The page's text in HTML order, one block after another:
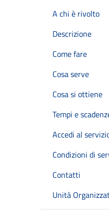
A chi è rivolto
Descrizione
Come fare
Cosa serve
Cosa si ottiene
Tempi e
Accedi al
Condizioni di
Contatti
Unità